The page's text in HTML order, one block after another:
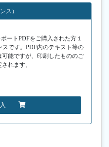
ス）
ートPDFをご購入された方１
です。PDF内のテキスト等の
能ですが、印刷したもののご
れます。